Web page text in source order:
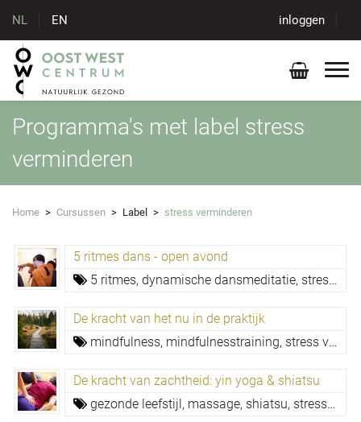
NL EN inloggen
Programma's met label stress
verminderen
Home > Cursussen > Label > stress verminderen
5 ritmes dans - open avond
5 ritmes, dynamische dansmeditatie, stress verminderen,
De kracht van het nu in de praktijk
mindfulness, mindfulnesstraining, stress verminderen
De kracht van zachtheid: yin yoga & shiatsu
gezonde leefstijl, massage, shiatsu, stress verminderen,